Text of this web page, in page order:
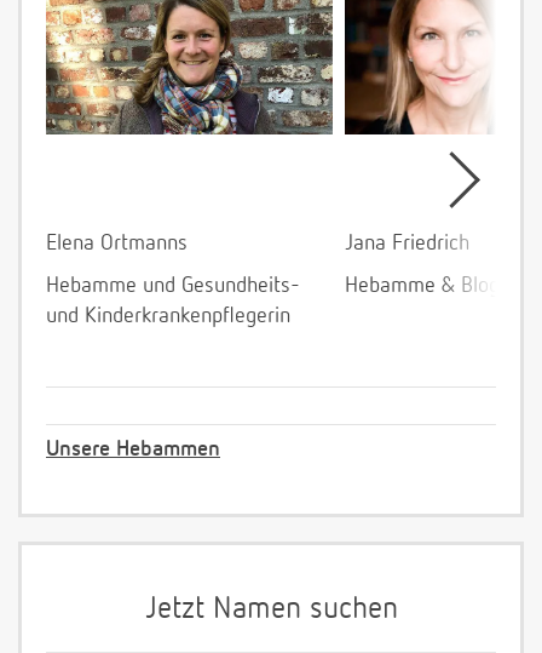
Elena Ortmanns
Hebamme und Gesundheits-
und Kinderkrankenpflegerin
Jana Friedrich
Hebamme &
Unsere Hebammen
Jetzt Namen suchen